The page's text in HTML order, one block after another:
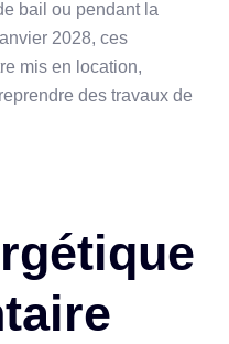
bail ou pendant la
2028, ces
mis en location,
des travaux de